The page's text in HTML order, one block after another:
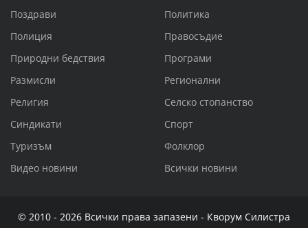
Поздрави
Политика
Полиция
Правосъдие
Природни бедствия
Програми
Размисли
Регионални
Религия
Селско стопанство
Синдикати
Спорт
Туризъм
Фолклор
Видео новини
Всички новини
© 2010 - 2026 Всички права запазени - Кворум Силистра